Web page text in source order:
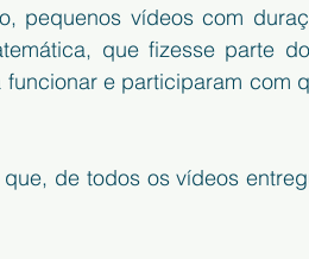
pequenos vídeos com
que fizesse parte
e participaram com
de todos os vídeos